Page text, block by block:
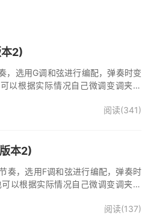
2)
，选用G调和弦进行编配，弹奏时变
以根据实际情况自己微调变调夹品
阅读(341)
本2)
奏，选用F调和弦进行编配，弹奏时
以根据实际情况自己微调变调夹品
版F调指法编配，完整的前奏、间奏
阅读(137)